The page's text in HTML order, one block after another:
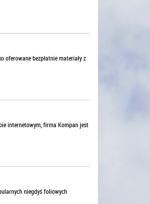
oferowane bezpłatnie materiały z
internetowym, firma Kompan jest
niegdyś foliowych